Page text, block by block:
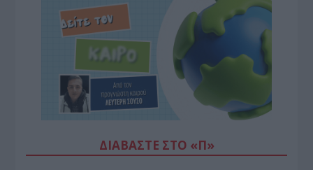
ΔΙΑΒΆΣΤΕ ΣΤΟ «Π»